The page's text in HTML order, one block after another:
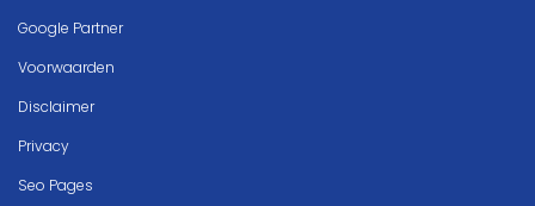
Google Partner
Voorwaarden
Disclaimer
Privacy
Seo Pages